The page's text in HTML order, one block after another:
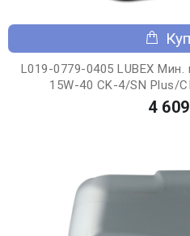
L019-0779-0405 LUBEX Мин.
15W-40 CK-4/SN Plus/
4 609